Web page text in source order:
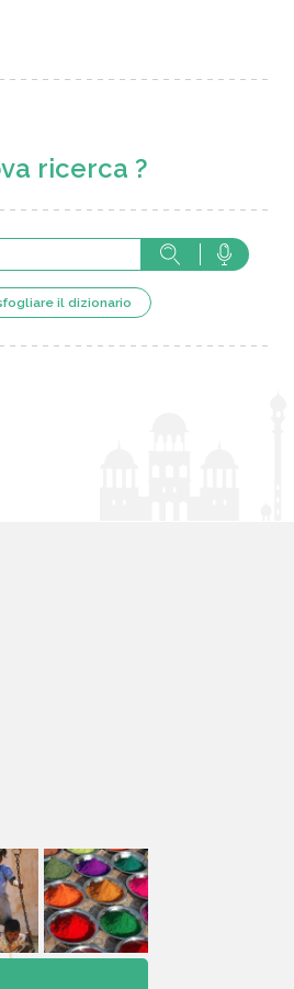
ricerca ?
il dizionario